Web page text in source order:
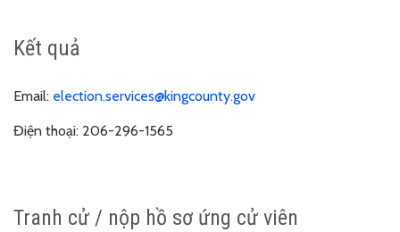
Kết quả
Email: election.services@kingcounty.gov
Điện thoại: 206-296-1565
Tranh cử / nộp hồ sơ ứng cử viên